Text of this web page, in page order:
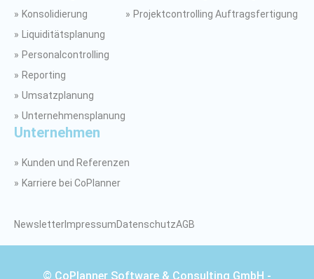
Konsolidierung
Liquiditätsplanung
Personalcontrolling
Reporting
Umsatzplanung
Unternehmensplanung
Projektcontrolling Auftragsfertigung
Unternehmen
Kunden und Referenzen
Karriere bei CoPlanner
NewsletterImpressumDatenschutzAGB
© CoPlanner Software & Consulting GmbH -